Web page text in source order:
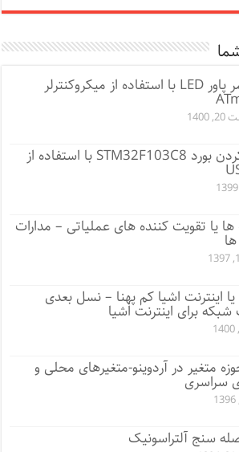
مدار دیمر پاور LED با استفاده از میکروکنترلر
پروگرم کردن بورد STM32F103C8 با استفاده از
یا تقویت کننده های عملیاتی – مدارات
NB-IoT یا اینترنت اشیا کم پهنا – نسل بعدی
شبکه برای اینترنت اشیا
متغیر در آردوینو-متغیرهای محلی و
سراسری
سنج آلتراسونیک